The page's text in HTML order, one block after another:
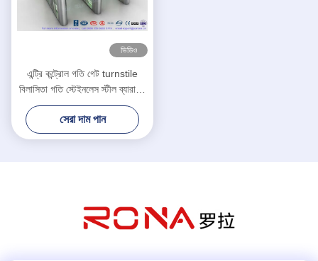
ভিডিও
এন্ট্রি কন্ট্রোল গতি গেট turnstile
বিলাসিতা গতি স্টেইনলেস স্টীল ব্যারায়ার
গেট
সেরা দাম পান